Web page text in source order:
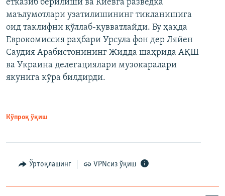
етказиб берилиши ва Киевга разведка
маълумотлари узатилишининг тикланишига
оид таклифни қўллаб-қувватлайди. Бу ҳақда
Еврокомиссия раҳбари Урсула фон дер Ляйен
Саудия Арабистонининг Жидда шаҳрида АҚШ
ва Украина делегациялари музокаралари
якунига кўра билдирди.
Кўпроқ ўқиш
Ўртоқлашинг VPNсиз ўқиш